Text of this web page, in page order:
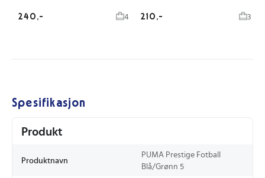
240,- 4 210,- 3
Spesifikasjon
Produkt
Produktnavn
PUMA Prestige Fotball
Blå/Grønn 5